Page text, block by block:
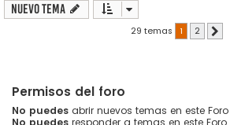
Nuevo Tema
29 temas 1 2
Permisos del foro
No puedes abrir nuevos temas en este Foro
No puedes responder a temas en este Foro